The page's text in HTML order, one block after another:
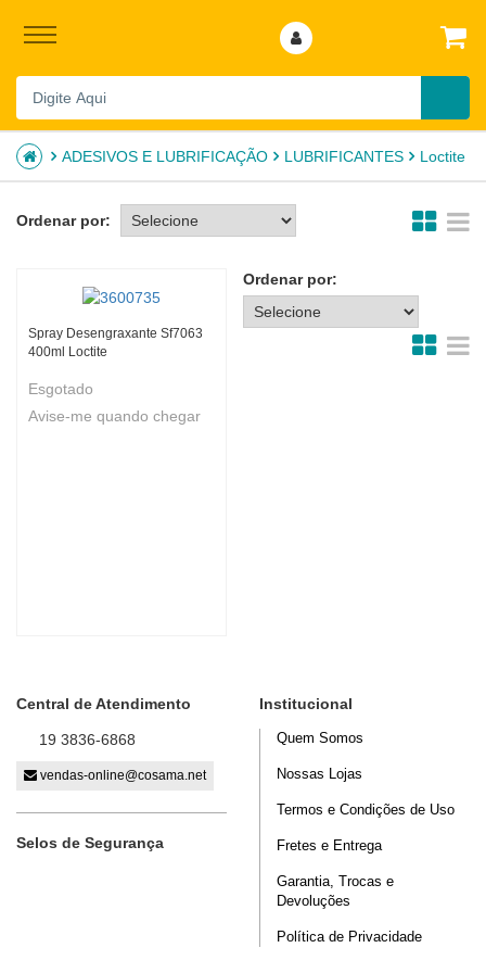
ADESIVOS E LUBRIFICAÇÃO LUBRIFICANTES Loctite
Ordenar por:
Spray Desengraxante Sf7063
400ml Loctite
Esgotado
Avise-me quando chegar
Ordenar por:
Central de Atendimento
19 3836-6868
vendas-online@cosama.net
Selos de Segurança
Institucional
Quem Somos
Nossas Lojas
Termos e Condições de Uso
Fretes e Entrega
Garantia, Trocas e
Devoluções
Política de Privacidade